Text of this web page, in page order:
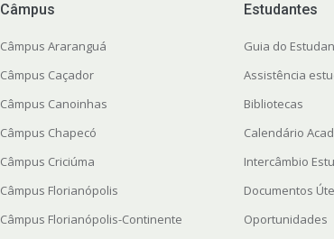
Câmpus
Câmpus Araranguá
Câmpus Caçador
Câmpus Canoinhas
Câmpus Chapecó
Câmpus Criciúma
Câmpus Florianópolis
Câmpus Florianópolis-Continente
Estudantes
Guia do
Assistência
Bibliotecas
Calendário
Intercâmbio
Documentos
Oportunidades